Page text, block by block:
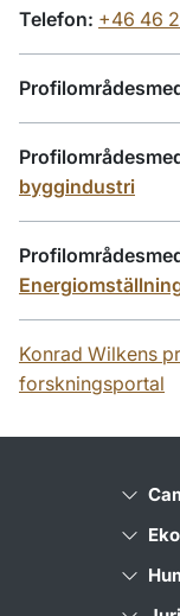
Telefon: +46 46
byggindustri
Konrad Wilkens
forskningsportal